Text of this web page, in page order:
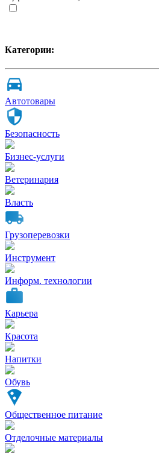
Категории:
Автотовары
Безопасность
Бизнес-услуги
Ветеринария
Власть
Грузоперевозки
Инструмент
Информ. технологии
Карьера
Красота
Напитки
Обувь
Общественное питание
Отделочные материалы